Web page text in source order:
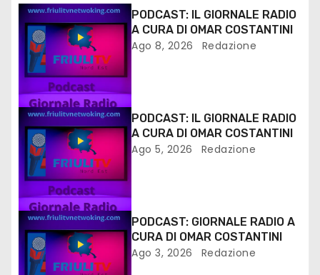
PODCAST: IL GIORNALE RADIO
A CURA DI OMAR COSTANTINI
Ago 8, 2026 Redazione
PODCAST: IL GIORNALE RADIO
A CURA DI OMAR COSTANTINI
Ago 5, 2026 Redazione
PODCAST: GIORNALE RADIO A
CURA DI OMAR COSTANTINI
Ago 3, 2026 Redazione